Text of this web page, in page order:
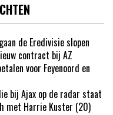
de Eredivisie slopen
contract bij AZ
voor Feyenoord en
bij Ajax op de radar staat
met Harrie Kuster (20)